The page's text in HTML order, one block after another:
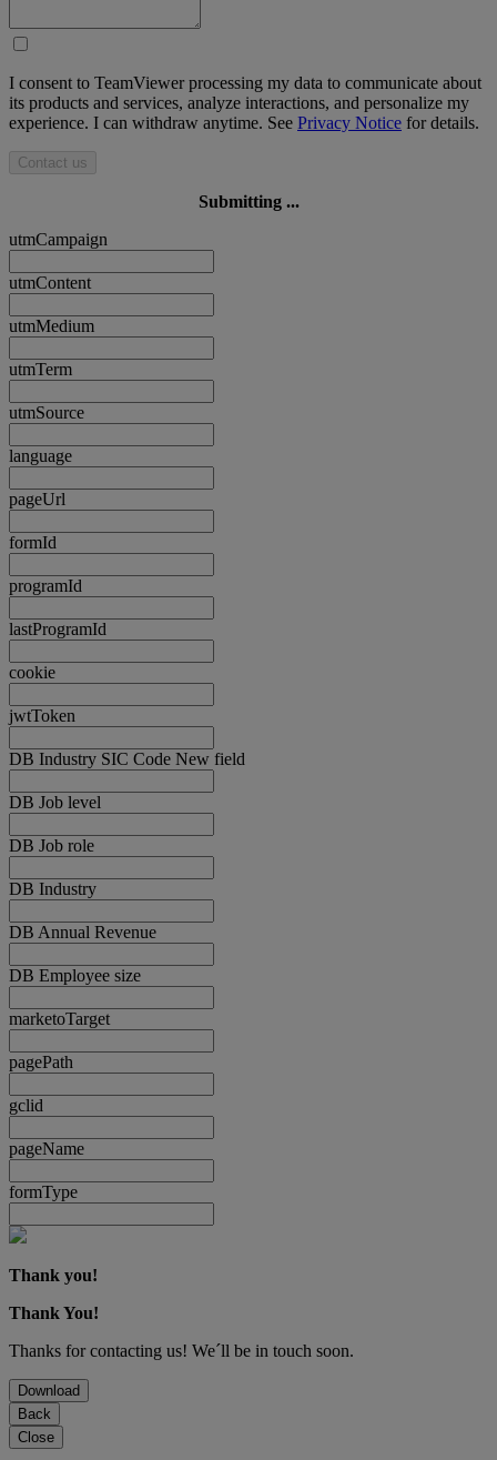
I consent to TeamViewer processing my data to communicate about
its products and services, analyze interactions, and personalize my
experience. I can withdraw anytime. See Privacy Notice for details.
Contact us
Submitting ...
utmCampaign
utmContent
utmMedium
utmTerm
utmSource
language
pageUrl
formId
programId
lastProgramId
cookie
jwtToken
DB Industry SIC Code New field
DB Job level
DB Job role
DB Industry
DB Annual Revenue
DB Employee size
marketoTarget
pagePath
gclid
pageName
formType
Thank you!
Thank You!
Thanks for contacting us! We´ll be in touch soon.
Download
Back
Close